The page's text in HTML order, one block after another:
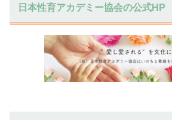
日本性育アカデミー協会の公式HP